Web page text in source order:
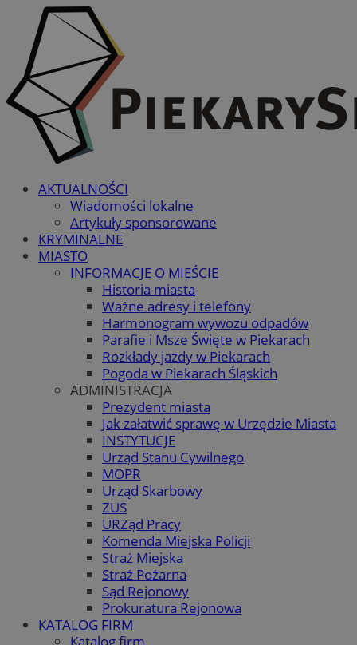
AKTUALNOŚCI
Wiadomości lokalne
Artykuły sponsorowane
KRYMINALNE
MIASTO
INFORMACJE O MIEŚCIE
Historia miasta
Ważne adresy i telefony
Harmonogram wywozu odpadów
Parafie i Msze Święte w Piekarach
Rozkłady jazdy w Piekarach
Pogoda w Piekarach Śląskich
ADMINISTRACJA
Prezydent miasta
Jak załatwić sprawę w Urzędzie Miasta
INSTYTUCJE
Urząd Stanu Cywilnego
MOPR
Urząd Skarbowy
ZUS
URZąd Pracy
Komenda Miejska Policji
Straż Miejska
Straż Pożarna
Sąd Rejonowy
Prokuratura Rejonowa
KATALOG FIRM